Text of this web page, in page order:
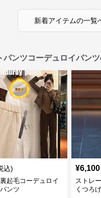
新着アイテムの一覧
パンツコーデュロイパン
込)
起毛コーデュロイ
ンツ
¥6,100
ストレ
くつろ